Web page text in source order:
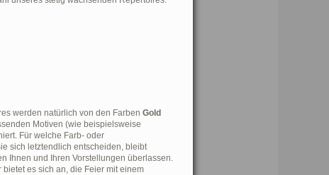
werden natürlich von den Farben Gold
Motiven (wie beispielsweise
Für welche Farb- oder
sich letztendlich entscheiden, bleibt
Ihnen und Ihren Vorstellungen überlassen.
bietet es sich an, die Feier mit einem